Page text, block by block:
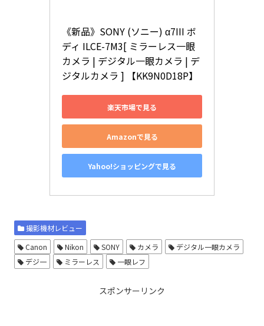
《新品》SONY (ソニー) α7III ボ
ディ ILCE-7M3[ ミラーレス一眼
カメラ | デジタル一眼カメラ | デ
ジタルカメラ ] 【KK9N0D18P】
楽天市場で見る
Amazonで見る
Yahoo!ショッピングで見る
撮影機材レビュー
Canon
Nikon SONY カメラ
デジタル一眼カメラ
デジ一
ミラーレス 一眼レフ
スポンサーリンク